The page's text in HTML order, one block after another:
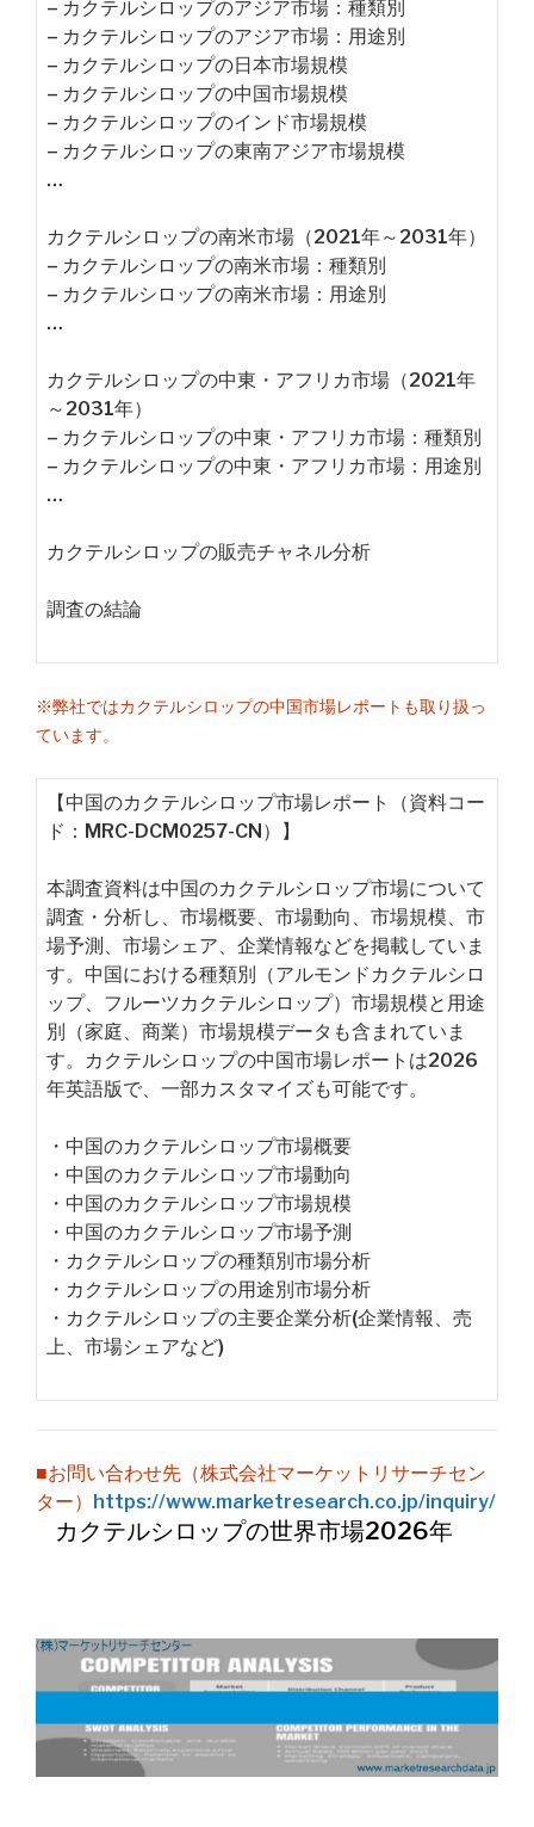
– カクテルシロップのアジア市場：種類別
– カクテルシロップのアジア市場：用途別
– カクテルシロップの日本市場規模
– カクテルシロップの中国市場規模
– カクテルシロップのインド市場規模
– カクテルシロップの東南アジア市場規模
…
カクテルシロップの南米市場（2021年～2031年）
– カクテルシロップの南米市場：種類別
– カクテルシロップの南米市場：用途別
…
カクテルシロップの中東・アフリカ市場（2021年
～2031年）
– カクテルシロップの中東・アフリカ市場：種類別
– カクテルシロップの中東・アフリカ市場：用途別
…
カクテルシロップの販売チャネル分析
調査の結論
※弊社ではカクテルシロップの中国市場レポートも取り扱っ
ています。
【中国のカクテルシロップ市場レポート（資料コー
ド：MRC-DCM0257-CN）】
本調査資料は中国のカクテルシロップ市場について
調査・分析し、市場概要、市場動向、市場規模、市
場予測、市場シェア、企業情報などを掲載していま
す。中国における種類別（アルモンドカクテルシロ
ップ、フルーツカクテルシロップ）市場規模と用途
別（家庭、商業）市場規模データも含まれていま
す。カクテルシロップの中国市場レポートは2026
年英語版で、一部カスタマイズも可能です。
・中国のカクテルシロップ市場概要
・中国のカクテルシロップ市場動向
・中国のカクテルシロップ市場規模
・中国のカクテルシロップ市場予測
・カクテルシロップの種類別市場分析
・カクテルシロップの用途別市場分析
・カクテルシロップの主要企業分析(企業情報、売
上、市場シェアなど)
■お問い合わせ先（株式会社マーケットリサーチセン
ター） https://www.marketresearch.co.jp/inquiry/
カクテルシロップの世界市場2026年